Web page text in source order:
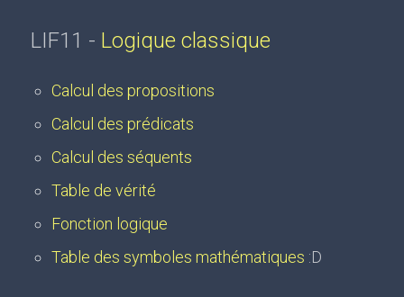
LIF11 - Logique classique
Calcul des propositions
Calcul des prédicats
Calcul des séquents
Table de vérité
Fonction logique
Table des symboles mathématiques :D